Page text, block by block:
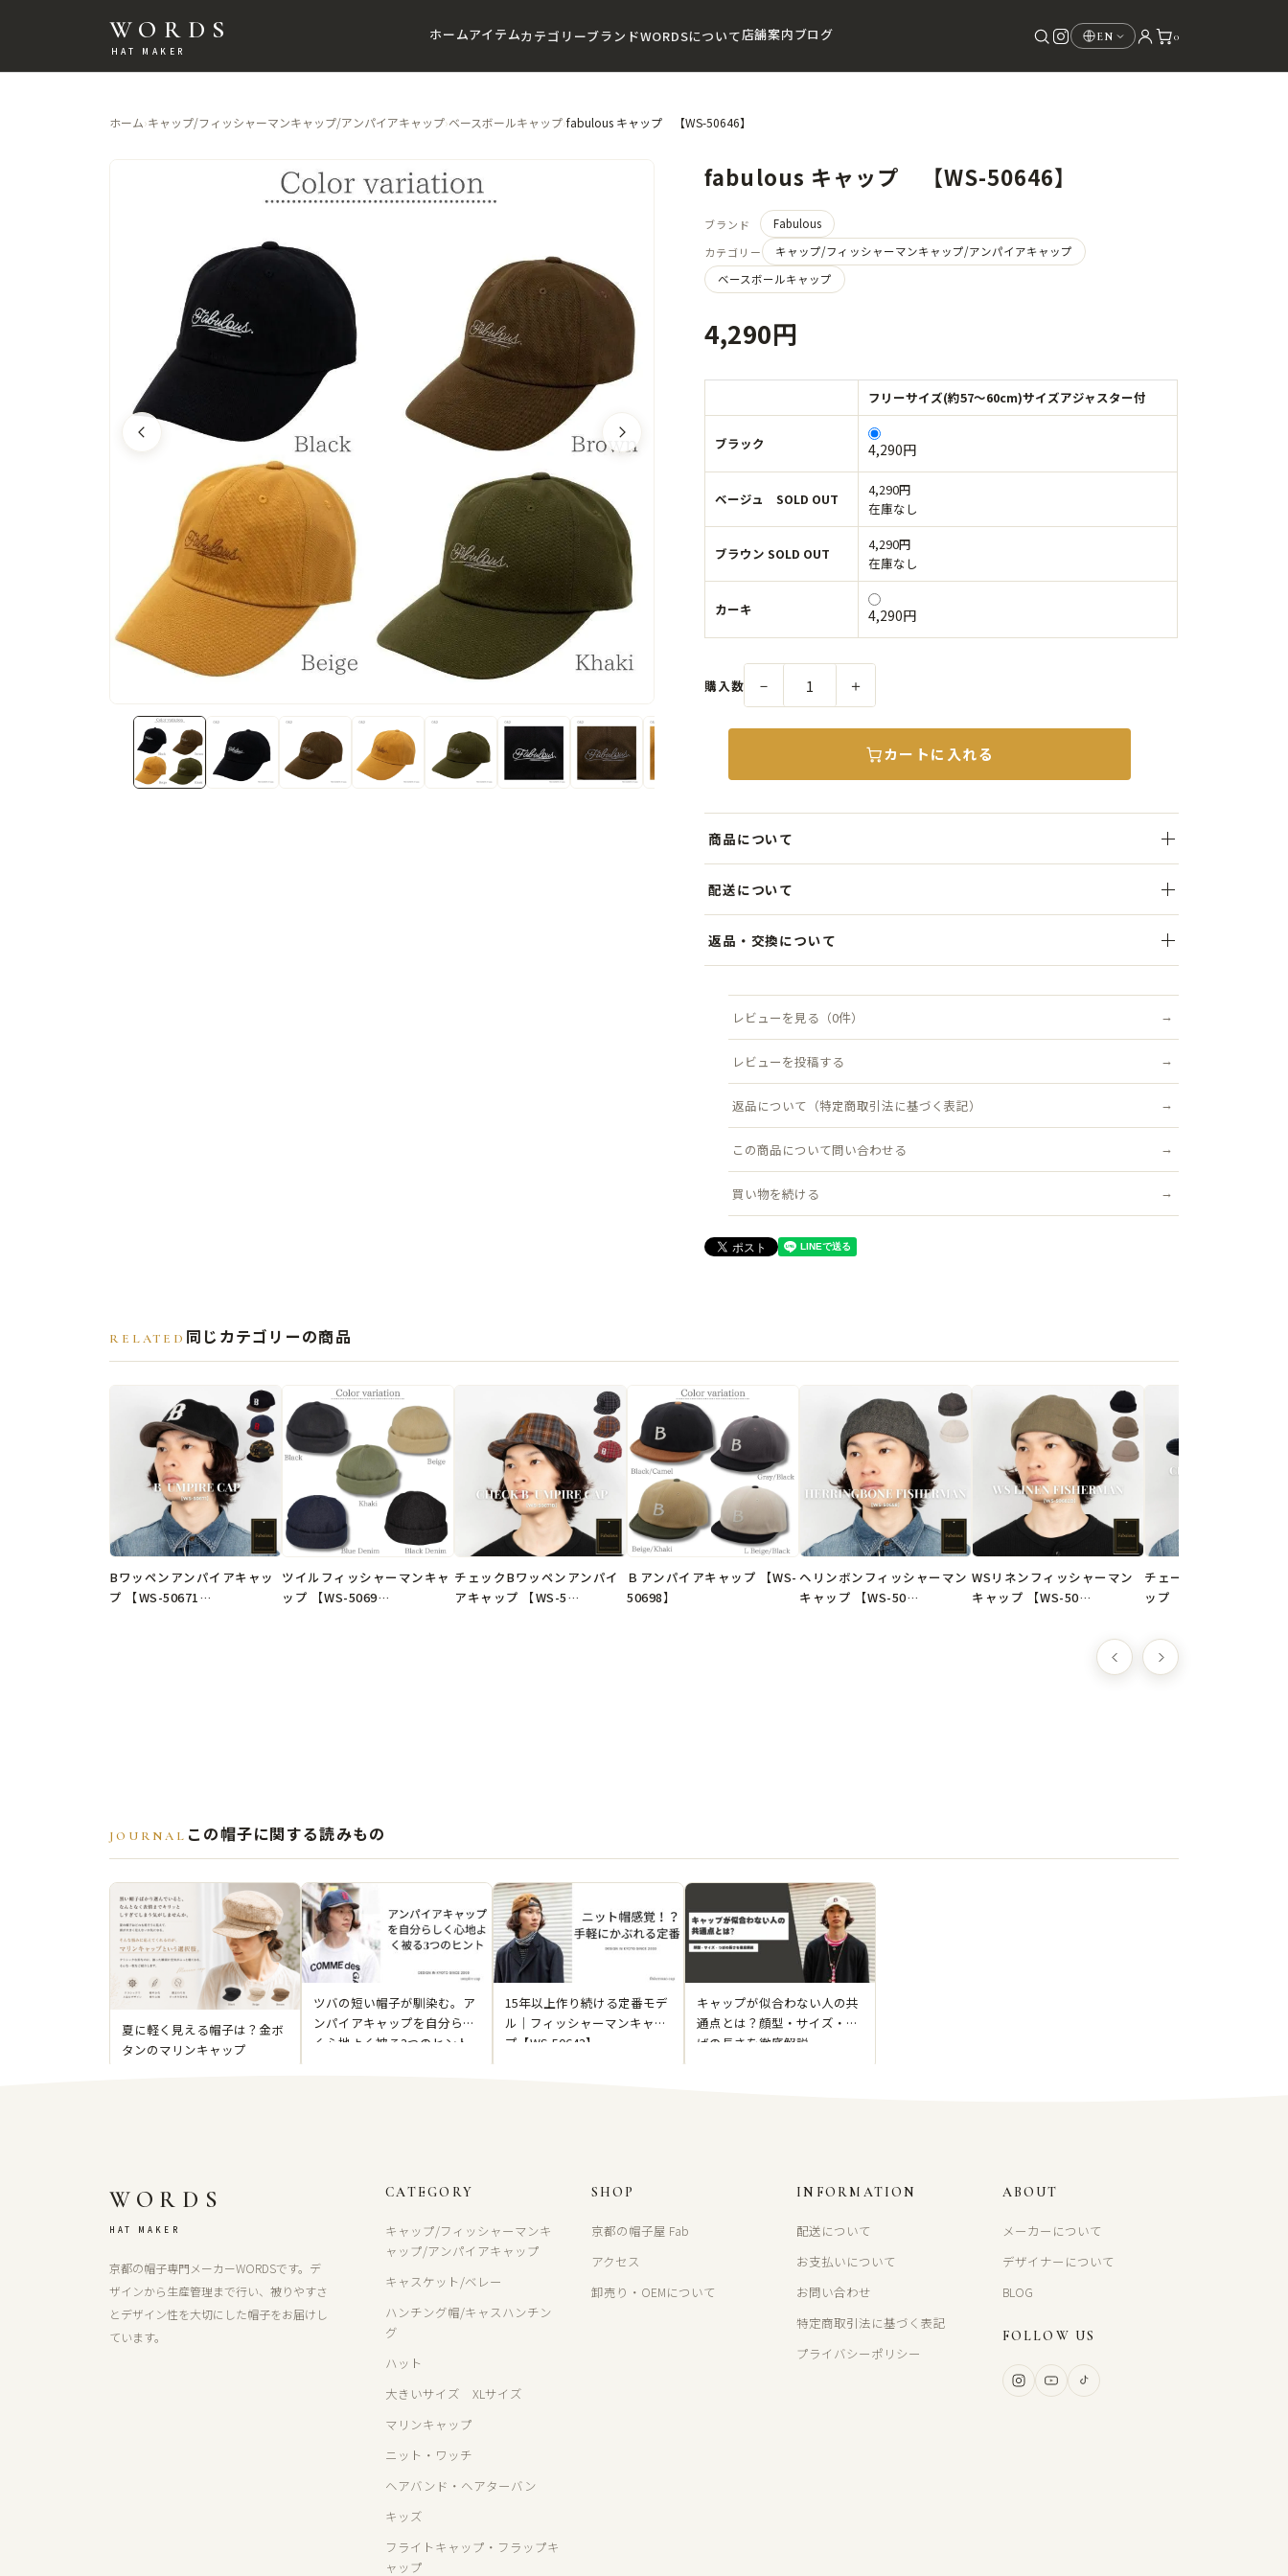
WORDS
HAT MAKER
ホームアイテムカテゴリーブランドWORDSについて店舗案内ブログ EN 0
ホーム›キャップ/フィッシャーマンキャップ/アンパイアキャップ›ベースボールキャップ›fabulous キャップ 【WS-50646】
fabulous キャップ 【WS-50646】
ブランド
Fabulous
カテゴリー
キャップ/フィッシャーマンキャップ/アンパイアキャップ
ベースボールキャップ
4,290円
フリーサイズ(約57～60cm)サイズアジャスター付
ブラック 4,290円
ベージュ SOLD OUT
4,290円
在庫なし
ブラウン SOLD OUT
4,290円
在庫なし
カーキ 4,290円
購入数 － ＋
カートに入れる
商品について
深めの安定感あるシルエットと長めのつばで、かぶりやすさに定評のある人気フォル
プラス。
さらに豊富なカラーバリエーション展開で、気分やコーデに合わせて選べるのも嬉し
素材はコットン100％。シーズンレスに使えて、男女問わずユニセックスで楽しめま
す。
デイリーコーデから旅行、アウトドアまで、幅広いシーンで活躍するおしゃれな定番
キャップです。
頭まわり：フリーサイズ（約57cm～60cm）※後ろのベルトで調整可能
●生産国
ベトナム製
※弊社オリジナル企画デザインの商品です。
📮クリックポスト選択で送料無料
配送について
します。クリックポスト（追跡可能・ポスト投函）対象商品は送料無料です。
配送について詳しく見る →
返品・交換について
料は当店負担）。
返品について詳しく見る →
レビューを見る（0件）
レビューを投稿する
返品について（特定商取引法に基づく表記）
この商品について問い合わせる
買い物を続ける
RELATED 同じカテゴリーの商品
Bワッペンアンパイアキャッ
プ 【WS-50671…
ツイルフィッシャーマンキャ
ップ 【WS-5069…
チェックBワッペンアンパイ
アキャップ 【WS-5…
Ｂアンパイアキャップ 【WS-
50698】
ヘリンボンフィッシャーマン
キャップ 【WS-50…
WSリネンフィッシャーマン
キャップ 【WS-50…
チェーンステッチワー
ップ 【WS-5066…
JOURNAL この帽子に関する読みもの
夏に軽く見える帽子は？金ボ
タンのマリンキャップ
ツバの短い帽子が馴染む。ア
ンパイアキャップを自分らし
く心地よく被る3つのヒント
15年以上作り続ける定番モデ
ル｜フィッシャーマンキャッ
プ【WS-50643】
キャップが似合わない人の共
通点とは？顔型・サイズ・つ
ばの長さを徹底解説
WORDS
HAT MAKER
京都の帽子専門メーカーWORDSです。デ
ザインから生産管理まで行い、被りやすさ
とデザイン性を大切にした帽子をお届けし
ています。
CATEGORY
キャップ/フィッシャーマンキ
ャップ/アンパイアキャップ
キャスケット/ベレー
ハンチング帽/キャスハンチン
グ
ハット
大きいサイズ XLサイズ
マリンキャップ
ニット・ワッチ
ヘアバンド・ヘアターバン
キッズ
フライトキャップ・フラップキ
ャップ
SHOP
京都の帽子屋 Fab
アクセス
卸売り・OEMについて
INFORMATION
配送について
お支払いについて
お問い合わせ
特定商取引法に基づく表記
プライバシーポリシー
ABOUT
メーカーについて
デザイナーについて
BLOG
FOLLOW US